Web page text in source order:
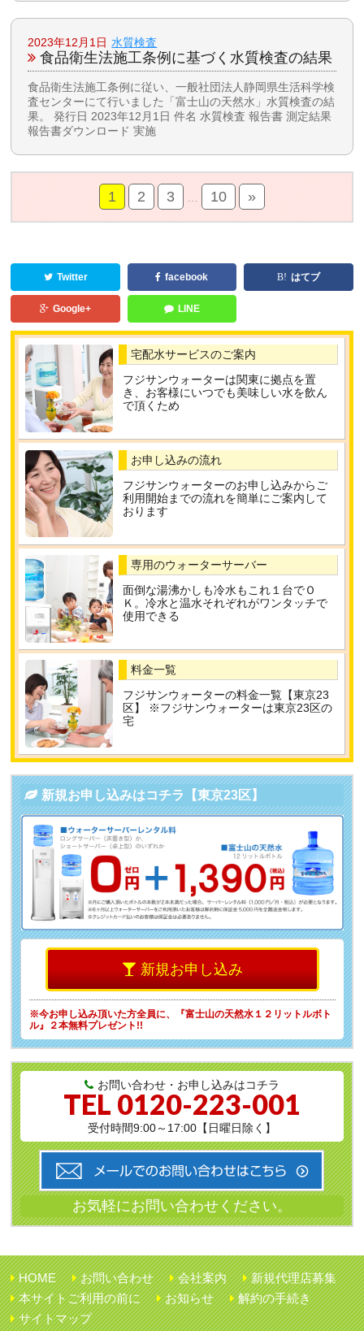
2023年12月1日 水質検査
食品衛生法施工条例に基づく水質検査の結果
食品衛生法施工条例に従い、一般社団法人静岡県生活科学検
査センターにて行いました「富士山の天然水」水質検査の結
果。 発行日 2023年12月1日 件名 水質検査 報告書 測定結果
報告書ダウンロード 実施
1 2 3 10 »
Twitter facebook はてブ
Google+ LINE
宅配水サービスのご案内
フジサンウォーターは関東に拠点を置
き、お客様にいつでも美味しい水を飲ん
で頂くため
お申し込みの流れ
フジサンウォーターのお申し込みからご
利用開始までの流れを簡単にご案内して
おります
専用のウォーターサーバー
面倒な湯沸かしも冷水もこれ１台でＯ
Ｋ。冷水と温水それぞれがワンタッチで
使用できる
料金一覧
フジサンウォーターの料金一覧【東京23
区】 ※フジサンウォーターは東京23区の
宅
新規お申し込みはコチラ【東京23区】
新規お申し込み
※今お申し込み頂いた方全員に、
『富士山の天然水１２リットルボト
ル』２本無料プレゼント!!
お問い合わせ・お申し込みはコチラ
TEL 0120-223-001
受付時間9:00～17:00【日曜日除く】
HOME お問い合わせ 会社案内
新規代理店募集
本サイトご利用の前に
お知らせ
解約の手続き
サイトマップ